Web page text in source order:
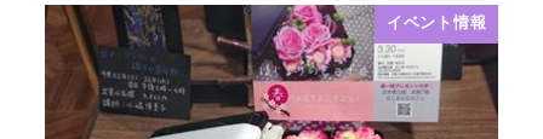
イベント情報